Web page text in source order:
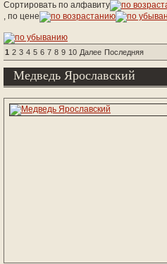
Сортировать по алфавиту
, по цене
1 2 3 4 5 6 7 8 9 10 Далее Последняя
Медведь Ярославский